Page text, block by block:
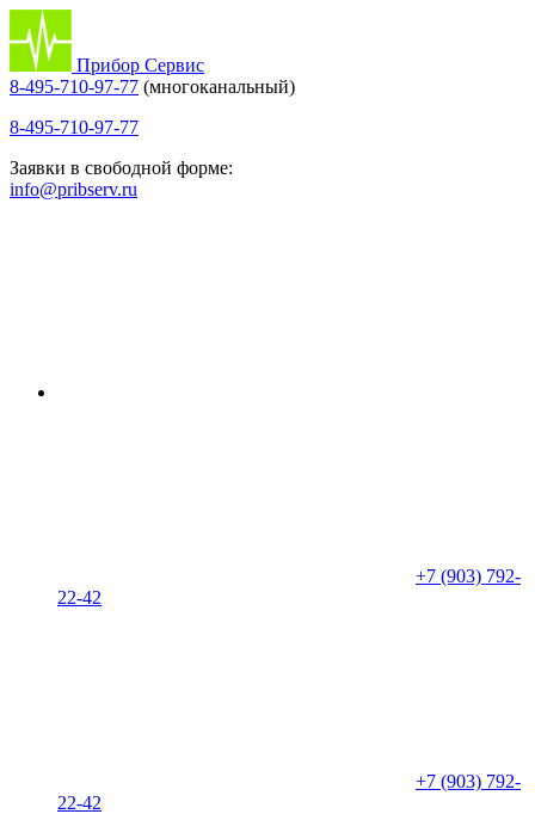
Прибор Сервис
8-495-710-97-77 (многоканальный)
8-495-710-97-77
Заявки в свободной форме:
info@pribserv.ru
+7 (903) 792-
22-42
+7 (903) 792-
22-42